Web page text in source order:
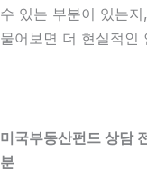
수 있는 부분이 있는
물어보면 더 현실적인
미국부동산펀드 상담
분